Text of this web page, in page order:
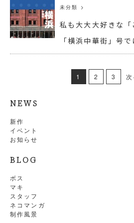
NEWS
新作
イベント
お知らせ
BLOG
ボス
マキ
スタッフ
ネコマンガ
制作風景
未分類 >
私も大大大好きな
「横浜中華街」号
1 2 3